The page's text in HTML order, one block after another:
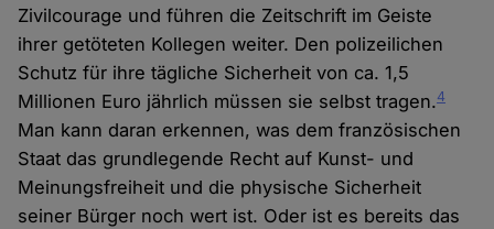
Zivilcourage und führen die Zeitschrift im Geiste
ihrer getöteten Kollegen weiter. Den polizeilichen
Schutz für ihre tägliche Sicherheit von ca. 1,5
Millionen Euro jährlich müssen sie selbst tragen.4
Man kann daran erkennen, was dem französischen
Staat das grundlegende Recht auf Kunst- und
Meinungsfreiheit und die physische Sicherheit
seiner Bürger noch wert ist. Oder ist es bereits das